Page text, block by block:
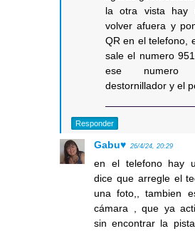
la otra vista hay
volver afuera y
QR en el telefono,
sale el numero
ese
destornillador y el
Responder
Gabu♥ 26/4/24, 20:29
en el telefono hay
dice que arregle el
una foto,, tambien
cámara , que ya
sin encontrar la